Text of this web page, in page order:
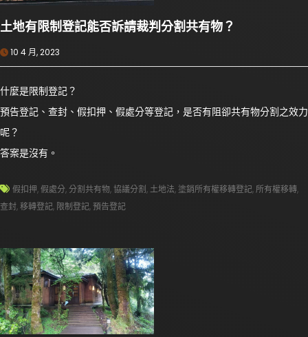
土地有限制登記能否訴請裁判分割共有物？
10 4 月, 2023
什麼是限制登記？
預告登記、查封、假扣押、假處分等登記，是否有阻卻共有物分割之效力
呢？
答案是沒有。
假扣押,假處分,分割共有物,協議分割 ,土地法, 塗銷所有權移轉登記,所有權移轉,
查封,移轉登記, 限制登記,預告登記